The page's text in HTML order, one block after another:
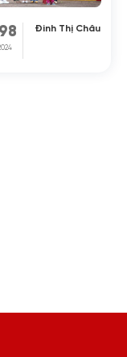
Đinh Thị Châu